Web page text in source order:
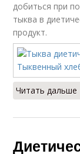
добиться при
тыква в
продукт.
Читать